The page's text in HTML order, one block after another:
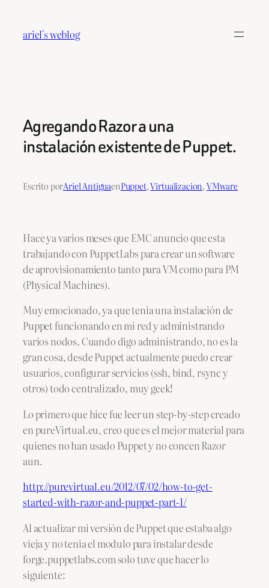
contenido
ariel's weblog
Agregando Razor a una
instalación existente de Puppet.
Escrito porAriel AntiguaenPuppet, Virtualizacion, VMware
Hace ya varios meses que EMC anuncio que esta
trabajando con PuppetLabs para crear un software
de aprovisionamiento tanto para VM como para PM
(Physical Machines).
Muy emocionado, ya que tenia una instalación de
Puppet funcionando en mi red y administrando
varios nodos. Cuando digo administrando, no es la
gran cosa, desde Puppet actualmente puedo crear
usuarios, configurar servicios (ssh, bind, rsync y
otros) todo centralizado, muy geek!
Lo primero que hice fue leer un step-by-step creado
en pureVirtual.eu, creo que es el mejor material para
quienes no han usado Puppet y no concen Razor
aun.
http://purevirtual.eu/2012/07/02/how-to-get-
started-with-razor-and-puppet-part-1/
Al actualizar mi versión de Puppet que estaba algo
vieja y no tenia el modulo para instalar desde
forge.puppetlabs.com solo tuve que hacer lo
siguiente: